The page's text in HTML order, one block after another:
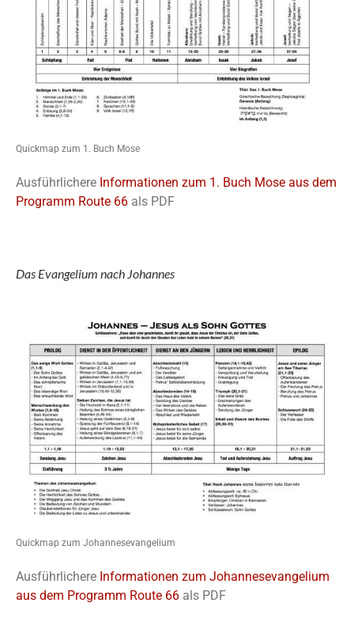
Quickmap zum 1. Buch Mose
Ausführlichere Informationen zum 1. Buch Mose aus dem
Programm Route 66 als PDF
Das Evangelium nach Johannes
Quickmap zum Johannesevangelium
Ausführlichere Informationen zum Johannesevangelium
aus dem Programm Route 66 als PDF